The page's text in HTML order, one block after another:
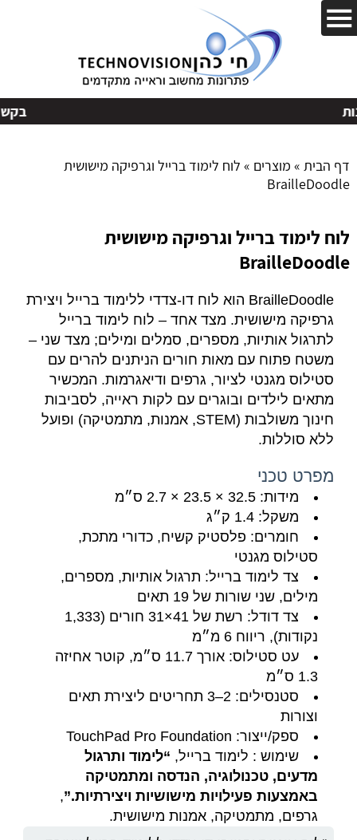
דף הבית» מוצרים » לוח לימוד ברייל וגרפיקה מישושית
BrailleDoodle
לוח לימוד ברייל וגרפיקה מישושית
BrailleDoodle
BrailleDoodle הוא לוח דו‑צדדי ללימוד ברייל ויצירת
גרפיקה מישושית. מצד אחד – לוח לימוד ברייל
לתרגול אותיות, מספרים, סמלים ומילים; מצד שני –
משטח פתוח עם מאות חורים הניתנים להרים עם
סטילוס מגנטי לציור, גרפים ודיאגרמות. המכשיר
מתאים לילדים ובוגרים עם לקות ראייה, לסביבות
חינוך משולבות (STEM, אמנות, מתמטיקה) ופועל
ללא סוללות.
מפרט טכני
מידות: 32.5 × 23.5 × 2.7 ס״מ
משקל: 1.4 ק״ג
חומרים: פלסטיק קשיח, כדורי מתכת,
סטילוס מגנטי
צד לימוד ברייל: תרגול אותיות, מספרים,
מילים, שני שורות של 19 תאים
צד דודל: רשת של 41×31 חורים (1,333
נקודות), ריווח 6 מ״מ
עט סטילוס: אורך 11.7 ס״מ, קוטר אחיזה
1.3 ס״מ
סטנסילים: 2–3 תחריטים ליצירת תאים
וצורות
ספק/ייצור: TouchPad Pro Foundation
שימוש : לימוד ברייל, “לימוד ותרגול
מדעים, טכנולוגיה, הנדסה ומתמטיקה
באמצעות פעילויות מישושיות ויצירתיות.”,
גרפים, מתמטיקה, אמנות מישושית.